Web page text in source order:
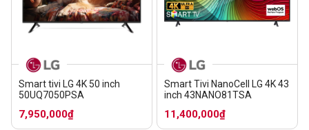
Smart tivi LG 4K 50 inch
50UQ7050PSA
7,950,000₫
Smart Tivi NanoCell LG 4K 43
inch 43NANO81TSA
11,400,000₫